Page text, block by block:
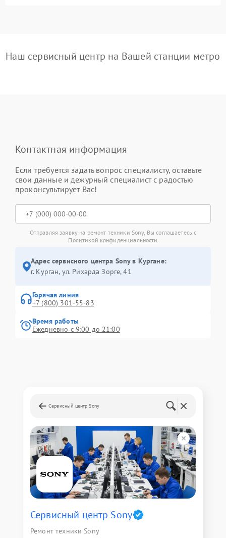
Наш сервисный центр на Вашей станции метро
Контактная информация
Если требуется задать вопрос специалисту, оставьте
свои данные и дежурный специалист с радостью
проконсультирует Вас!
Отправляя заявку на ремонт техники Sony, Вы соглашаетесь с
Политикой конфиденциальности
Адрес сервисного центра Sony в Кургане:
г. Курган, ул. Рихарда Зорге, 41
Горячая линия
+7 (800) 301-55-83
Время работы
Ежедневно с 9:00 до 21:00
Сервисный центр Sony
Сервисный центр Sony
Ремонт техники Sony